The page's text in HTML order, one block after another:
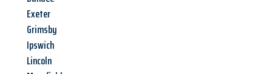
Exeter
Grimsby
Ipswich
Lincoln